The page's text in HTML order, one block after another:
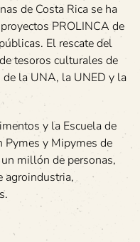
de Costa Rica se ha
PROLINCA de
El rescate del
tesoros culturales de
la UNA, la UNED y la
y la Escuela de
Pymes y Mipymes de
millón de personas,
agroindustria,